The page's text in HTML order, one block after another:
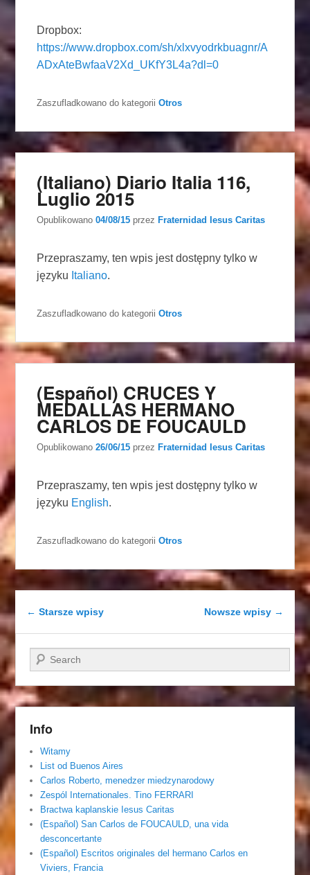
Dropbox:
https://www.dropbox.com/sh/xlxvyodrkbuagnr/A
ADxAteBwfaaV2Xd_UKfY3L4a?dl=0
Zaszufladkowano do kategorii Otros
(Italiano) Diario Italia 116,
Luglio 2015
Opublikowano04/08/15 przez Fraternidad Iesus Caritas
Przepraszamy, ten wpis jest dostępny tylko w
języku Italiano.
Zaszufladkowano do kategorii Otros
(Español) CRUCES Y
MEDALLAS HERMANO
CARLOS DE FOUCAULD
Opublikowano26/06/15 przez Fraternidad Iesus Caritas
Przepraszamy, ten wpis jest dostępny tylko w
języku English.
Zaszufladkowano do kategorii Otros
Nawigacja wpisu
← Starsze wpisy Nowsze wpisy →
Szukaj
Info
Witamy
List od Buenos Aires
Carlos Roberto, menedzer miedzynarodowy
Zespól Internationales. Tino FERRARI
Bractwa kaplanskie Iesus Caritas
(Español) San Carlos de FOUCAULD, una vida
desconcertante
(Español) Escritos originales del hermano Carlos en
Viviers, Francia